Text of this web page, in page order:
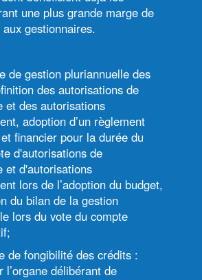
une plus grande marge de
gestionnaires.
de gestion pluriannuelle des
des autorisations de
et des autorisations
adoption d’un règlement
financier pour la durée du
d'autorisations de
et d'autorisations
lors de l’adoption du budget,
du bilan de la gestion
lors du vote du compte
de fongibilité des crédits :
l’organe délibérant de